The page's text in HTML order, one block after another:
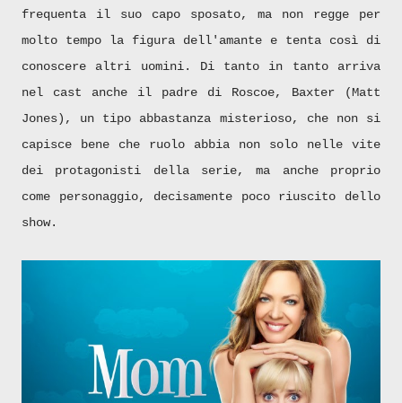
frequenta il suo capo sposato, ma non regge per
molto tempo la figura dell'amante e tenta così di
conoscere altri uomini. Di tanto in tanto arriva
nel cast anche il padre di Roscoe, Baxter (Matt
Jones), un tipo abbastanza misterioso, che non si
capisce bene che ruolo abbia non solo nelle vite
dei protagonisti della serie, ma anche proprio
come personaggio, decisamente poco riuscito dello
show.